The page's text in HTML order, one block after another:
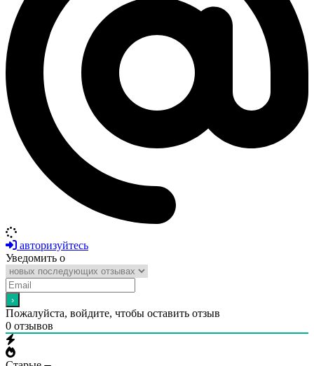
авторизуйтесь
Уведомить о
Пожалуйста, войдите, чтобы оставить отзыв
0 отзывов